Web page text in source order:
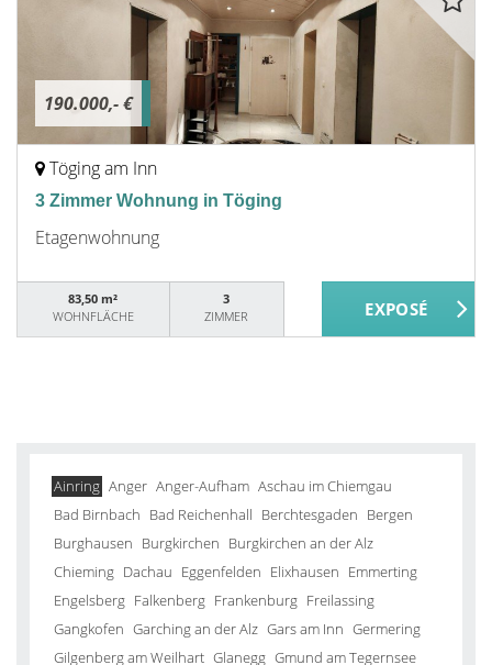
190.000,- €
Töging am Inn
3 Zimmer Wohnung in Töging
Etagenwohnung
83,50 m²
WOHNFLÄCHE
3
ZIMMER
Ainring Anger Anger-Aufham Aschau im Chiemgau
Bad Birnbach Bad Reichenhall Berchtesgaden Bergen
Burghausen Burgkirchen Burgkirchen an der Alz
Chieming Dachau Eggenfelden Elixhausen Emmerting
Engelsberg Falkenberg Frankenburg Freilassing
Gangkofen Garching an der Alz Gars am Inn Germering
Gilgenberg am Weilhart Glanegg Gmund am Tegernsee